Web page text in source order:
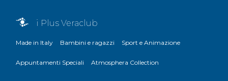
i Plus Veraclub
Made in Italy Bambini e ragazzi Sport e Animazione
Appuntamenti Speciali Atmosphera Collection